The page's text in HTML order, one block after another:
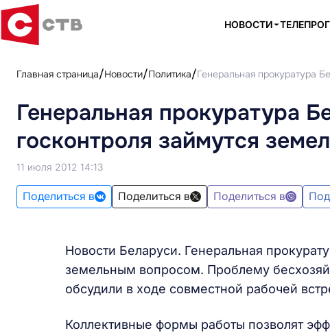
НОВОСТИ
Главная страница Новости Политика Генеральная прокуратура
Генеральная прокуратура
госконтроля займутся
11 июля 2012 14:13
Поделиться в Поделиться в Поделиться в
Новости Беларуси. Генеральная
земельным вопросом. Проблему
обсудили в ходе совместной рабочей
Коллективные формы работы позволят